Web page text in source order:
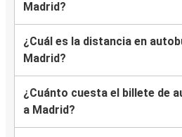
Madrid?
¿Cuál es la distancia en
Madrid?
¿Cuánto cuesta el billete de
a Madrid?